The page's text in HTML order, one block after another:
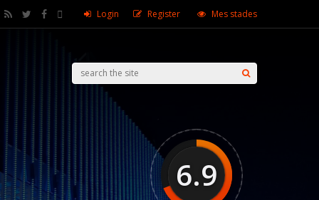
Login Register Mes stades
6.9